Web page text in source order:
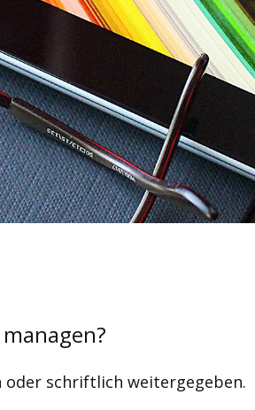
oder schriftlich weitergegeben.